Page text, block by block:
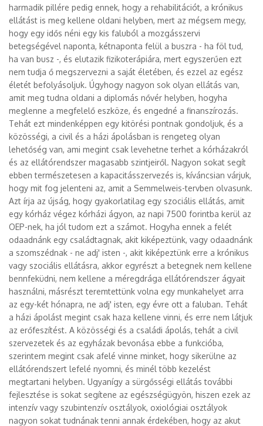
harmadik pillére pedig ennek, hogy a rehabilitációt, a krónikus
ellátást is meg kellene oldani helyben, mert az mégsem megy,
hogy egy idős néni egy kis faluból a mozgásszervi
betegségével naponta, kétnaponta felül a buszra - ha föl tud,
ha van busz -, és elutazik fizikoterápiára, mert egyszerűen ezt
nem tudja ő megszervezni a saját életében, és ezzel az egész
életét befolyásoljuk. Úgyhogy nagyon sok olyan ellátás van,
amit meg tudna oldani a diplomás nővér helyben, hogyha
meglenne a megfelelő eszköze, és engedné a finanszírozás.
Tehát ezt mindenképpen egy kitörési pontnak gondoljuk, és a
közösségi, a civil és a házi ápolásban is rengeteg olyan
lehetőség van, ami megint csak levehetne terhet a kórházakról
és az ellátórendszer magasabb szintjeiről. Nagyon sokat segít
ebben természetesen a kapacitásszervezés is, kíváncsian várjuk,
hogy mit fog jelenteni az, amit a Semmelweis-tervben olvasunk.
Azt írja az újság, hogy gyakorlatilag egy szociális ellátás, amit
egy kórház végez kórházi ágyon, az napi 7500 forintba kerül az
OEP-nek, ha jól tudom ezt a számot. Hogyha ennek a felét
odaadnánk egy családtagnak, akit kiképeztünk, vagy odaadnánk
a szomszédnak - ne adj' isten -, akit kiképeztünk erre a krónikus
vagy szociális ellátásra, akkor egyrészt a betegnek nem kellene
bennfeküdni, nem kellene a méregdrága ellátórendszer ágyait
használni, másrészt teremtettünk volna egy munkahelyet arra
az egy-két hónapra, ne adj' isten, egy évre ott a faluban. Tehát
a házi ápolást megint csak haza kellene vinni, és erre nem látjuk
az erőfeszítést. A közösségi és a családi ápolás, tehát a civil
szervezetek és az egyházak bevonása ebbe a funkcióba,
szerintem megint csak afelé vinne minket, hogy sikerülne az
ellátórendszert lefelé nyomni, és minél több kezelést
megtartani helyben. Ugyanígy a sürgősségi ellátás további
fejlesztése is sokat segítene az egészségügyön, hiszen ezek az
intenzív vagy szubintenzív osztályok, oxiológiai osztályok
nagyon sokat tudnának tenni annak érdekében, hogy az akut